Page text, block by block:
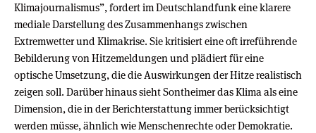
Klimajournalismus”, fordert im Deutschlandfunk eine klarere
mediale Darstellung des Zusammenhangs zwischen
Extremwetter und Klimakrise. Sie kritisiert eine oft irreführende
Bebilderung von Hitzemeldungen und plädiert für eine
optische Umsetzung, die die Auswirkungen der Hitze realistisch
zeigen soll. Darüber hinaus sieht Sontheimer das Klima als eine
Dimension, die in der Berichterstattung immer berücksichtigt
werden müsse, ähnlich wie Menschenrechte oder Demokratie.